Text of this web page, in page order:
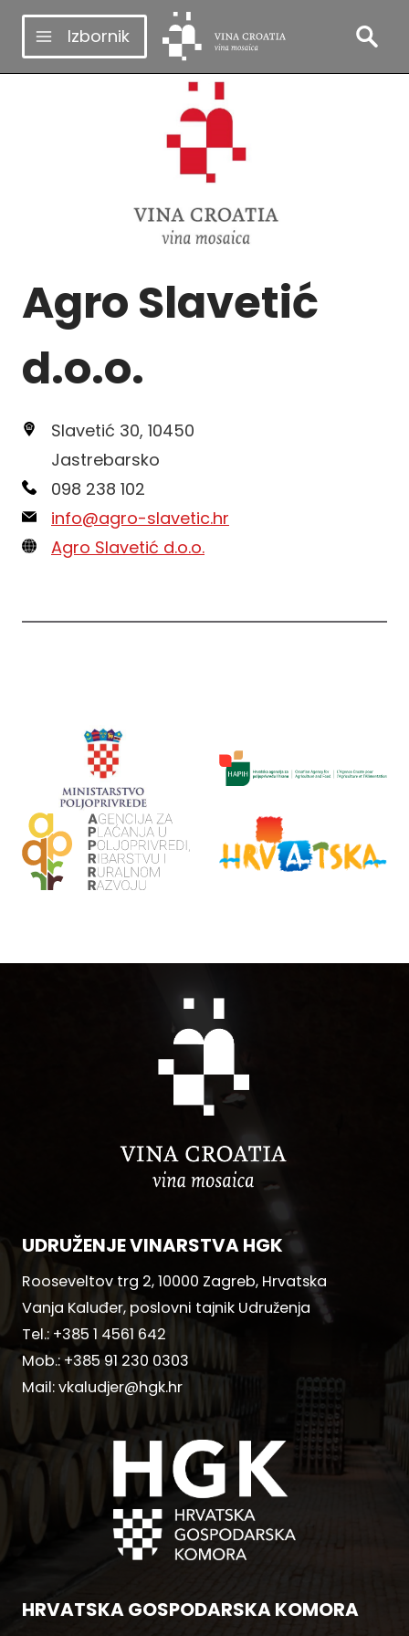
Skip
content
Izbornik
Agro Slavetić
d.o.o.
Slavetić 30, 10450
Jastrebarsko
098 238 102
info@agro-slavetic.hr
Agro Slavetić d.o.o.
UDRUŽENJE VINARSTVA HGK
Rooseveltov trg 2, 10000 Zagreb, Hrvatska
Vanja Kaluđer, poslovni tajnik Udruženja
Tel.:+385 1 4561 642
Mob.: +385 91 230 0303
Mail:vkaludjer@hgk.hr
HRVATSKA GOSPODARSKA KOMORA